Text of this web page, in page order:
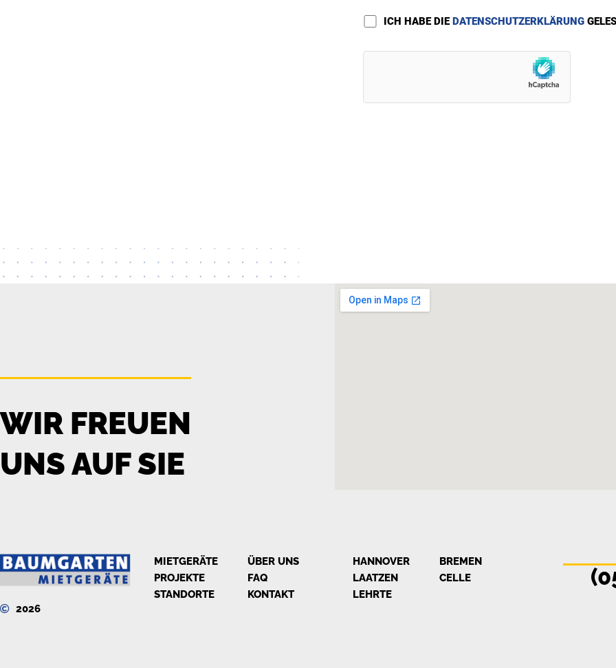
ICH HABE DIEDATENSCHUTZERKLÄRUNG
WIR FREUEN
UNS AUF SIE
2026
MIETGERÄTE
PROJEKTE
STANDORTE
ÜBER UNS
FAQ
KONTAKT
HANNOVER
LAATZEN
LEHRTE
BREMEN
CELLE